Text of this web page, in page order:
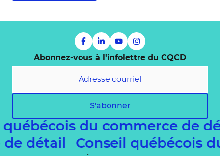
Abonnez-vous à l'infolettre du CQCD
S'abonner
québécois du commerce de
de détail
Conseil québécois